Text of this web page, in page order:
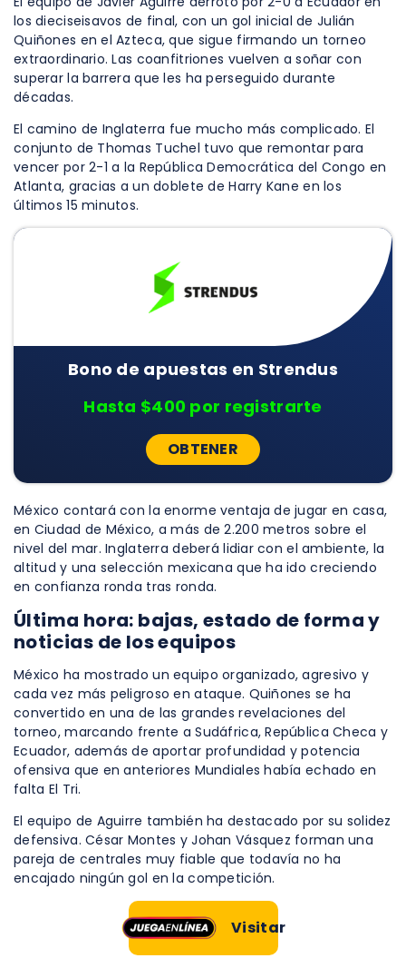
los dieciseisavos de final, con un gol inicial de Julián
Quiñones en el Azteca, que sigue firmando un torneo
extraordinario. Las coanfitriones vuelven a soñar con
superar la barrera que les ha perseguido durante
décadas.
El camino de Inglaterra fue mucho más complicado. El
conjunto de Thomas Tuchel tuvo que remontar para
vencer por 2-1 a la República Democrática del Congo en
Atlanta, gracias a un doblete de Harry Kane en los
últimos 15 minutos.
Bono de apuestas en Strendus
Hasta $400 por registrarte
OBTENER
México contará con la enorme ventaja de jugar en casa,
en Ciudad de México, a más de 2.200 metros sobre el
nivel del mar. Inglaterra deberá lidiar con el ambiente, la
altitud y una selección mexicana que ha ido creciendo
en confianza ronda tras ronda.
Última hora: bajas, estado de forma y
noticias de los equipos
México ha mostrado un equipo organizado, agresivo y
cada vez más peligroso en ataque. Quiñones se ha
convertido en una de las grandes revelaciones del
torneo, marcando frente a Sudáfrica, República Checa y
Ecuador, además de aportar profundidad y potencia
ofensiva que en anteriores Mundiales había echado en
falta El Tri.
El equipo de Aguirre también ha destacado por su solidez
defensiva. César Montes y Johan Vásquez forman una
pareja de centrales muy fiable que todavía no ha
encajado ningún gol en la competición.
Visitar